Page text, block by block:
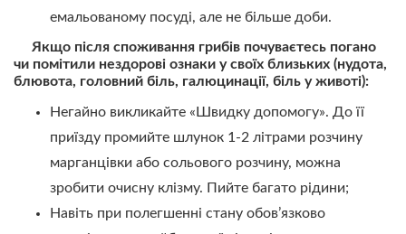
емальованому посуді, але не більше доби.
Якщо після споживання грибів почуваєтесь погано
чи помітили нездорові ознаки у своїх близьких (нудота,
блювота, головний біль, галюцинації, біль у животі):
Негайно викликайте «Швидку допомогу». До її
приїзду промийте шлунок 1-2 літрами розчину
марганцівки або сольового розчину, можна
зробити очисну клізму. Пийте багато рідини;
Навіть при полегшенні стану обов’язково